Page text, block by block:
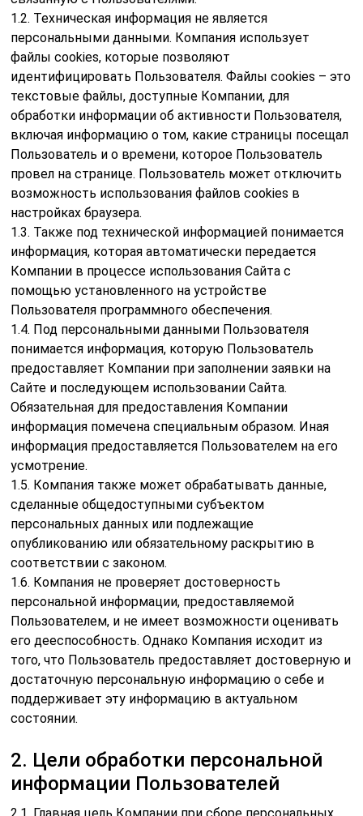
1.2. Техническая информация не является
персональными данными. Компания использует
файлы cookies, которые позволяют
идентифицировать Пользователя. Файлы cookies – это
текстовые файлы, доступные Компании, для
обработки информации об активности Пользователя,
включая информацию о том, какие страницы посещал
Пользователь и о времени, которое Пользователь
провел на странице. Пользователь может отключить
возможность использования файлов cookies в
настройках браузера.
1.3. Также под технической информацией понимается
информация, которая автоматически передается
Компании в процессе использования Сайта с
помощью установленного на устройстве
Пользователя программного обеспечения.
1.4. Под персональными данными Пользователя
понимается информация, которую Пользователь
предоставляет Компании при заполнении заявки на
Сайте и последующем использовании Сайта.
Обязательная для предоставления Компании
информация помечена специальным образом. Иная
информация предоставляется Пользователем на его
усмотрение.
1.5. Компания также может обрабатывать данные,
сделанные общедоступными субъектом
персональных данных или подлежащие
опубликованию или обязательному раскрытию в
соответствии с законом.
1.6. Компания не проверяет достоверность
персональной информации, предоставляемой
Пользователем, и не имеет возможности оценивать
его дееспособность. Однако Компания исходит из
того, что Пользователь предоставляет достоверную и
достаточную персональную информацию о себе и
поддерживает эту информацию в актуальном
состоянии.
2. Цели обработки персональной
информации Пользователей